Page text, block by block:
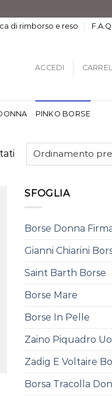
di rimborso e reso F.A.Q
ACCEDI
PINKO BORSE
SFOGLIA
Borse Donna
Gianni Chiarini
Saint Barth Borse
Borse Mare
Borse In Pelle
Zaino Piquadro
Zadig E Voltaire
Borsa Tracolla